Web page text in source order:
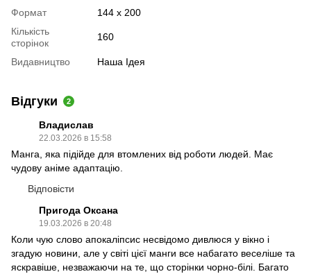
Формат
144 х 200
Кількість
сторінок
160
Видавництво Наша Ідея
Відгуки 2
Владислав
22.03.2026 в 15:58
Манга, яка підійде для втомлених від роботи людей. Має
чудову аніме адаптацію.
Відповісти
Пригода Оксана
19.03.2026 в 20:48
Коли чую слово апокаліпсис несвідомо дивлюся у вікно і
згадую новини, але у світі цієї манги все набагато веселіше та
яскравіше, незважаючи на те, що сторінки чорно-білі. Багато